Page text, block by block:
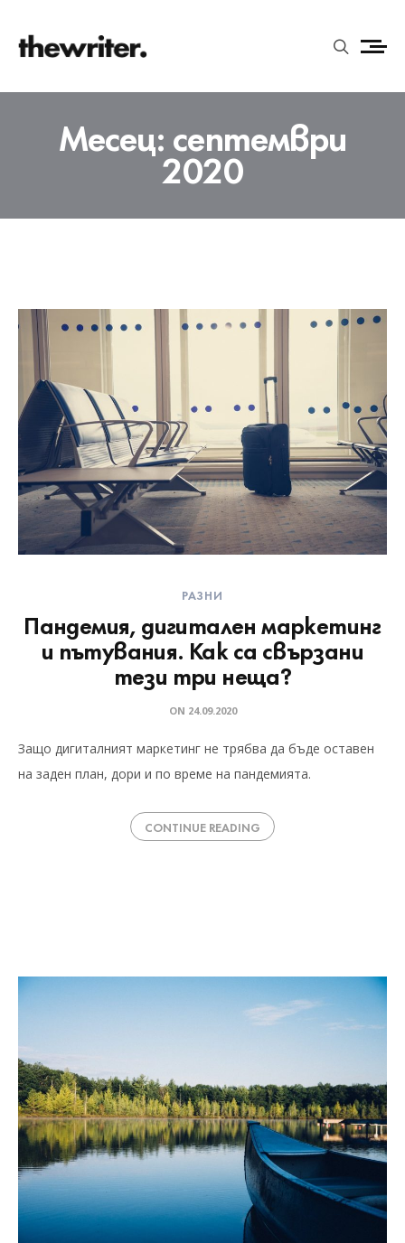
Месец:септември
2020
РАЗНИ
Пандемия, дигитален маркетинг
и пътувания. Как са свързани
тези три неща?
ON 24.09.2020
Защо дигиталният маркетинг не трябва да бъде оставен
на заден план, дори и по време на пандемията.
CONTINUE READING